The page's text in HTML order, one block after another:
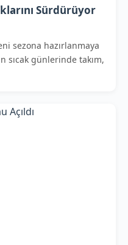
Sürdürüyor
sezona hazırlanmaya
sıcak günlerinde takım,